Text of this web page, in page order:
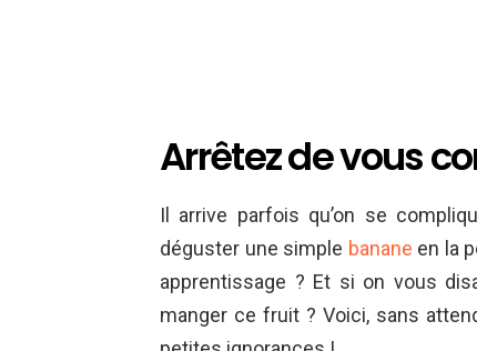
Arrêtez de vous
Il arrive parfois qu’on se
déguster une simple banane en la
apprentissage ? Et si on vous
manger ce fruit ? Voici, sans